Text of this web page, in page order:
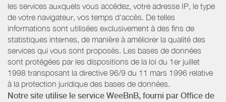
les services auxquels vous accédez, votre adresse IP, le type
de votre navigateur, vos temps d'accès. De telles
informations sont utilisées exclusivement à des fins de
statistiques internes, de manière à améliorer la qualité des
services qui vous sont proposés. Les bases de données
sont protégées par les dispositions de la loi du 1er juillet
1998 transposant la directive 96/9 du 11 mars 1996 relative
à la protection juridique des bases de données.
Notre site utilise le service WeeBnB, fourni par Office de